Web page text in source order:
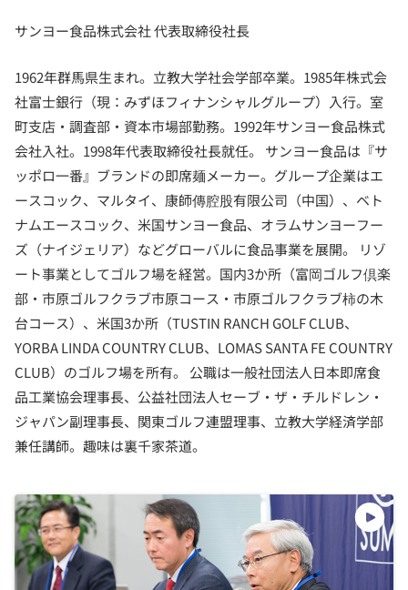
サンヨー食品株式会社 代表取締役社長
1962年群馬県生まれ。立教大学社会学部卒業。1985年株式会
社富士銀行（現：みずほフィナンシャルグループ）入行。室
町支店・調査部・資本市場部勤務。1992年サンヨー食品株式
会社入社。1998年代表取締役社長就任。 サンヨー食品は『サ
ッポロ一番』ブランドの即席麺メーカー。グループ企業はエ
ースコック、マルタイ、康師傳腔股有限公司（中国）、ベト
ナムエースコック、米国サンヨー食品、オラムサンヨーフー
ズ（ナイジェリア）などグローバルに食品事業を展開。 リゾ
ート事業としてゴルフ場を経営。国内3か所（富岡ゴルフ倶楽
部・市原ゴルフクラブ市原コース・市原ゴルフクラブ柿の木
台コース）、米国3か所（TUSTIN RANCH GOLF CLUB、
YORBA LINDA COUNTRY CLUB、LOMAS SANTA FE COUNTRY
CLUB）のゴルフ場を所有。 公職は一般社団法人日本即席食
品工業協会理事長、公益社団法人セーブ・ザ・チルドレン・
ジャパン副理事長、関東ゴルフ連盟理事、立教大学経済学部
兼任講師。趣味は裏千家茶道。